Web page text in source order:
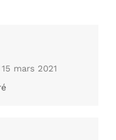
15 mars 2021